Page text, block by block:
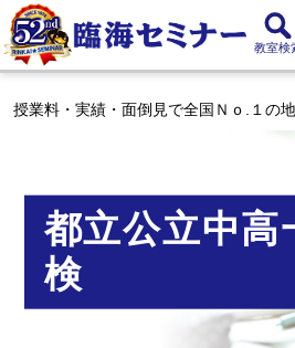
教室検
授業料・実績・面倒見で全国Ｎｏ.１の
都立公立中高
検